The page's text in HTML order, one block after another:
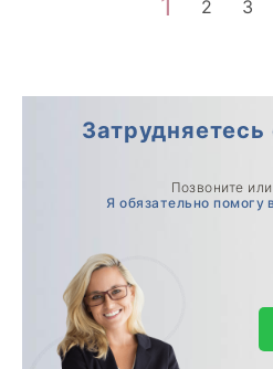
2 3
Позвоните
Я обязательно